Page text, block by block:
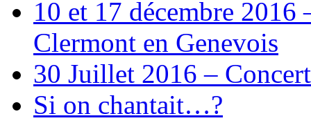
10 et 17 décembre
Clermont en Genevois
30 Juillet 2016 –
Si on chantait…?